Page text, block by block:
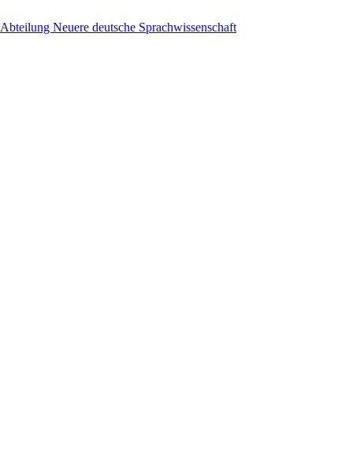
Abteilung Neuere deutsche Sprachwissenschaft